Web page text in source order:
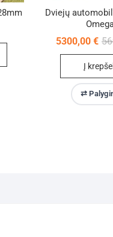
Dviejų
5300,00€
Į
⇄